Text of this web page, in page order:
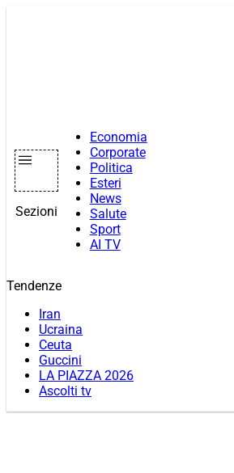
Sezioni
Economia
Corporate
Politica
Esteri
News
Salute
Sport
AI TV
Tendenze
Iran
Ucraina
Ceuta
Guccini
LA PIAZZA 2026
Ascolti tv